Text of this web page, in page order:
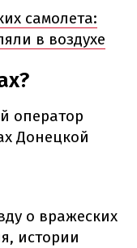
самолета:
в воздухе
оператор
Донецкой
о вражеских
истории